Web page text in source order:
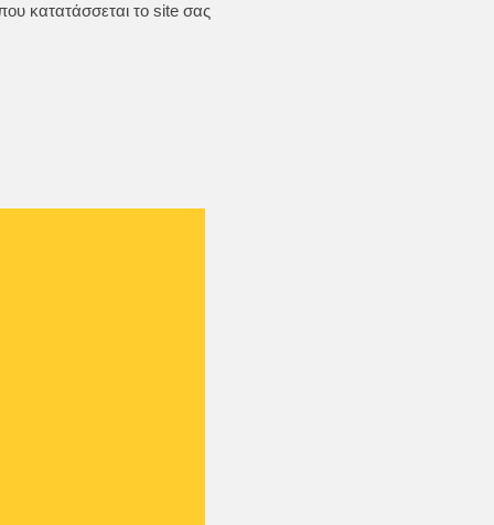
κατατάσσεται το site σας